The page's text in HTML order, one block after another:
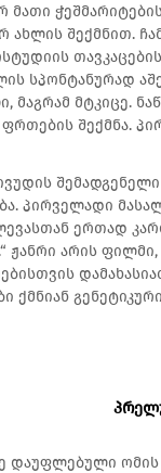
მათი
ახლის შექმნით.
სპონტანურად
მაგრამ მტკიცე.
შექმნა.
პირველადი
ერთად
ჟანრი არის
ქმნიან
დაუფლებული